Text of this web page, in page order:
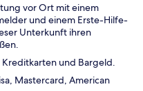
vor Ort mit einem
und einem Erste-Hilfe-
Unterkunft ihren
und Bargeld.
Mastercard, American